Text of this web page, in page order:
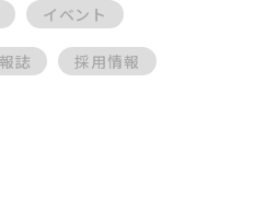
イベント
誌 採用情報